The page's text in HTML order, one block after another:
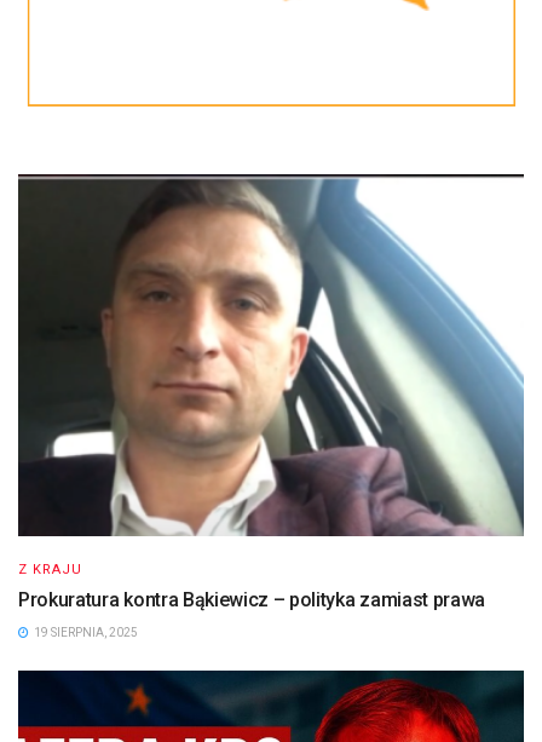
Z KRAJU
Prokuratura kontra Bąkiewicz – polityka zamiast prawa
19 SIERPNIA, 2025